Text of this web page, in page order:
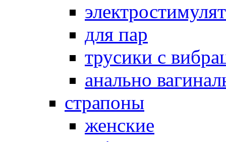
для пар
трусики с
анально
страпоны
женские